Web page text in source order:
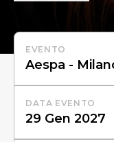
EVENTO
DATA EVENTO